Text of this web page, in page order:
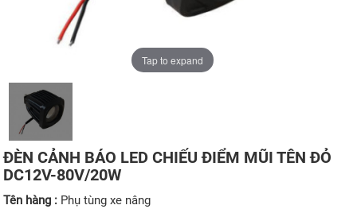
Tap to expand
ĐÈN CẢNH BÁO LED CHIẾU ĐIỂM MŨI TÊN ĐỎ
DC12V-80V/20W
Tên hàng : Phụ tùng xe nâng